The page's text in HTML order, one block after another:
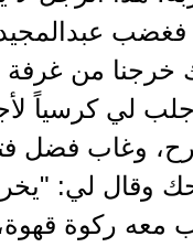
من غرفة
لي كرسياً
وغاب فضل
وقال لي:
ركوة قهوة،